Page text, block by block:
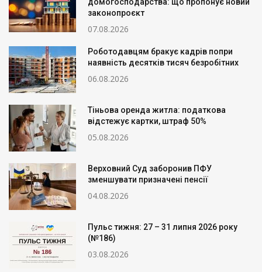
законопроєкт
07.08.2026
Роботодавцям бракує кадрів попри
наявність десятків тисяч безробітних
06.08.2026
Тіньова оренда житла: податкова
відстежує картки, штраф 50%
05.08.2026
Верховний Суд заборонив ПФУ
зменшувати призначені пенсії
04.08.2026
Пульс тижня: 27 – 31 липня 2026 року
(№186)
03.08.2026